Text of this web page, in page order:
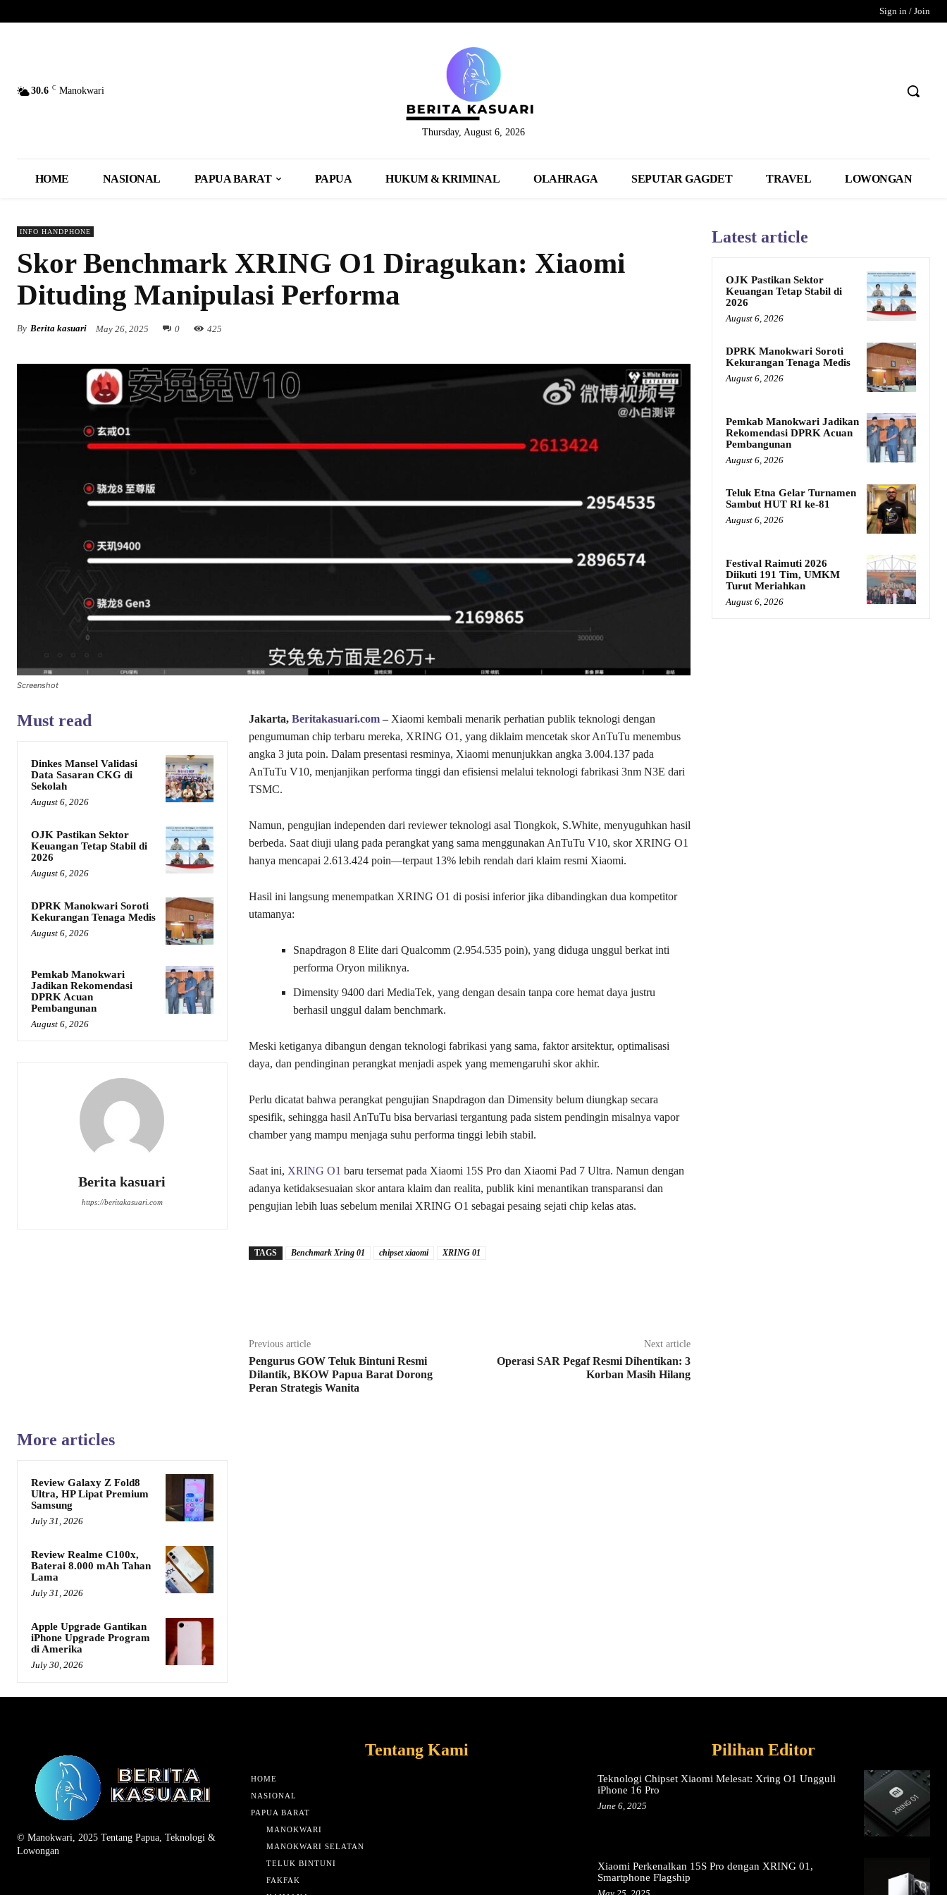
Sign in / Join
30.6 C Manokwari
Thursday, August 6, 2026
HOME NASIONAL PAPUA BARAT PAPUA HUKUM & KRIMINAL OLAHRAGA SEPUTAR GAGDET TRAVEL LOWONGAN
INFO HANDPHONE
Skor Benchmark XRING O1 Diragukan: Xiaomi
Dituding Manipulasi Performa
By Berita kasuari May 26, 2025 0 425
Screenshot
Must read
Dinkes Mansel Validasi
Data Sasaran CKG di
Sekolah
August 6, 2026
OJK Pastikan Sektor
Keuangan Tetap Stabil di
2026
August 6, 2026
DPRK Manokwari Soroti
Kekurangan Tenaga Medis
August 6, 2026
Pemkab Manokwari
Jadikan Rekomendasi
DPRK Acuan
Pembangunan
August 6, 2026
Berita kasuari
https://beritakasuari.com
Jakarta, Beritakasuari.com– Xiaomi kembali menarik perhatian publik teknologi dengan
pengumuman chip terbaru mereka, XRING O1, yang diklaim mencetak skor AnTuTu menembus
angka 3 juta poin. Dalam presentasi resminya, Xiaomi menunjukkan angka 3.004.137 pada
AnTuTu V10, menjanjikan performa tinggi dan efisiensi melalui teknologi fabrikasi 3nm N3E dari
TSMC.
Namun, pengujian independen dari reviewer teknologi asal Tiongkok, S.White, menyuguhkan hasil
berbeda. Saat diuji ulang pada perangkat yang sama menggunakan AnTuTu V10, skor XRING O1
hanya mencapai 2.613.424 poin—terpaut 13% lebih rendah dari klaim resmi Xiaomi.
Hasil ini langsung menempatkan XRING O1 di posisi inferior jika dibandingkan dua kompetitor
utamanya:
Snapdragon 8 Elite dari Qualcomm (2.954.535 poin), yang diduga unggul berkat inti
performa Oryon miliknya.
Dimensity 9400 dari MediaTek, yang dengan desain tanpa core hemat daya justru
berhasil unggul dalam benchmark.
Meski ketiganya dibangun dengan teknologi fabrikasi yang sama, faktor arsitektur, optimalisasi
daya, dan pendinginan perangkat menjadi aspek yang memengaruhi skor akhir.
Perlu dicatat bahwa perangkat pengujian Snapdragon dan Dimensity belum diungkap secara
spesifik, sehingga hasil AnTuTu bisa bervariasi tergantung pada sistem pendingin misalnya vapor
chamber yang mampu menjaga suhu performa tinggi lebih stabil.
Saat ini, XRING O1 baru tersemat pada Xiaomi 15S Pro dan Xiaomi Pad 7 Ultra. Namun dengan
adanya ketidaksesuaian skor antara klaim dan realita, publik kini menantikan transparansi dan
pengujian lebih luas sebelum menilai XRING O1 sebagai pesaing sejati chip kelas atas.
TAGS Benchmark Xring 01 chipset xiaomi XRING 01
Previous article
Pengurus GOW Teluk Bintuni Resmi
Dilantik, BKOW Papua Barat Dorong
Peran Strategis Wanita
Next article
Operasi SAR Pegaf Resmi Dihentikan: 3
Korban Masih Hilang
More articles
Review Galaxy Z Fold8
Ultra, HP Lipat Premium
Samsung
July 31, 2026
Review Realme C100x,
Baterai 8.000 mAh Tahan
Lama
July 31, 2026
Apple Upgrade Gantikan
iPhone Upgrade Program
di Amerika
July 30, 2026
Latest article
OJK Pastikan Sektor
Keuangan Tetap Stabil di
2026
August 6, 2026
DPRK Manokwari Soroti
Kekurangan Tenaga Medis
August 6, 2026
Pemkab Manokwari Jadikan
Rekomendasi DPRK Acuan
Pembangunan
August 6, 2026
Teluk Etna Gelar Turnamen
Sambut HUT RI ke-81
August 6, 2026
Festival Raimuti 2026
Diikuti 191 Tim, UMKM
Turut Meriahkan
August 6, 2026
© Manokwari, 2025 Tentang Papua, Teknologi &
Lowongan
Tentang Kami
HOME
NASIONAL
PAPUA BARAT
MANOKWARI
MANOKWARI SELATAN
TELUK BINTUNI
FAKFAK
Pilihan Editor
Teknologi Chipset Xiaomi Melesat: Xring O1 Ungguli
iPhone 16 Pro
June 6, 2025
Xiaomi Perkenalkan 15S Pro dengan XRING 01,
Smartphone Flagship